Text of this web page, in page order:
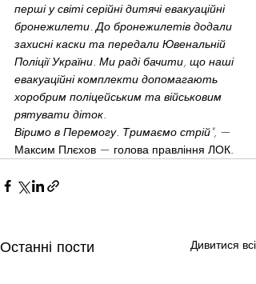
перші у світі серійні дитячі евакуаційні
бронежилети. До бронежилетів додали
захисні каски та передали Ювенальній
Поліції України. Ми раді бачити, що наші
евакуаційні комплекти допомагають
хоробрим поліцейським та військовим
рятувати діток.
Віримо в Перемогу. Тримаємо стрій", —
Максим Плєхов — голова правління ЛОК.
Останні пости Дивитися всі